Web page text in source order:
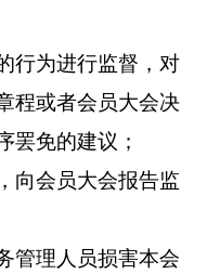
行为进行监督，对
程或者会员大会决
罢免的建议；
向会员大会报告监
管理人员损害本会